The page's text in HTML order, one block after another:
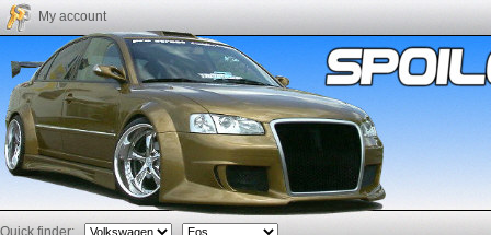
My account
Quick finder: